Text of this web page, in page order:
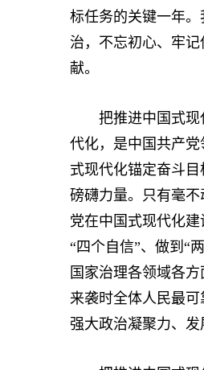
标任务的关键一年
治，不忘初心、牢
献。
把推进中国式现代
代化，是中国共产
式现代化锚定奋斗
磅礴力量。只有毫
党在中国式现代化
“四个自信”、做到“
国家治理各领域各
来袭时全体人民最
强大政治凝聚力、发